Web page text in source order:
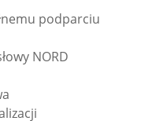
podparciu
NORD